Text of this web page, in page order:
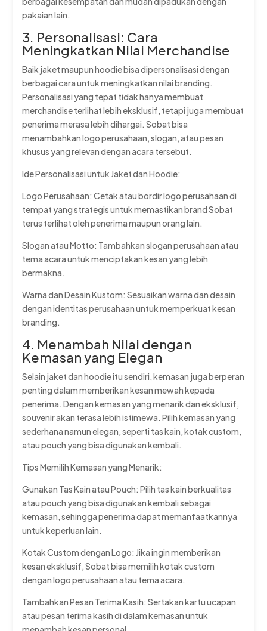
pakaian lain.
3. Personalisasi: Cara
Meningkatkan Nilai Merchandise
Baik jaket maupun hoodie bisa dipersonalisasi dengan
berbagai cara untuk meningkatkan nilai branding.
Personalisasi yang tepat tidak hanya membuat
merchandise terlihat lebih eksklusif, tetapi juga membuat
penerima merasa lebih dihargai. Sobat bisa
menambahkan logo perusahaan, slogan, atau pesan
khusus yang relevan dengan acara tersebut.
Ide Personalisasi untuk Jaket dan Hoodie:
Logo Perusahaan: Cetak atau bordir logo perusahaan di
tempat yang strategis untuk memastikan brand Sobat
terus terlihat oleh penerima maupun orang lain.
Slogan atau Motto: Tambahkan slogan perusahaan atau
tema acara untuk menciptakan kesan yang lebih
bermakna.
Warna dan Desain Kustom: Sesuaikan warna dan desain
dengan identitas perusahaan untuk memperkuat kesan
branding.
4. Menambah Nilai dengan
Kemasan yang Elegan
Selain jaket dan hoodie itu sendiri, kemasan juga berperan
penting dalam memberikan kesan mewah kepada
penerima. Dengan kemasan yang menarik dan eksklusif,
souvenir akan terasa lebih istimewa. Pilih kemasan yang
sederhana namun elegan, seperti tas kain, kotak custom,
atau pouch yang bisa digunakan kembali.
Tips Memilih Kemasan yang Menarik:
Gunakan Tas Kain atau Pouch: Pilih tas kain berkualitas
atau pouch yang bisa digunakan kembali sebagai
kemasan, sehingga penerima dapat memanfaatkannya
untuk keperluan lain.
Kotak Custom dengan Logo: Jika ingin memberikan
kesan eksklusif, Sobat bisa memilih kotak custom
dengan logo perusahaan atau tema acara.
Tambahkan Pesan Terima Kasih: Sertakan kartu ucapan
atau pesan terima kasih di dalam kemasan untuk